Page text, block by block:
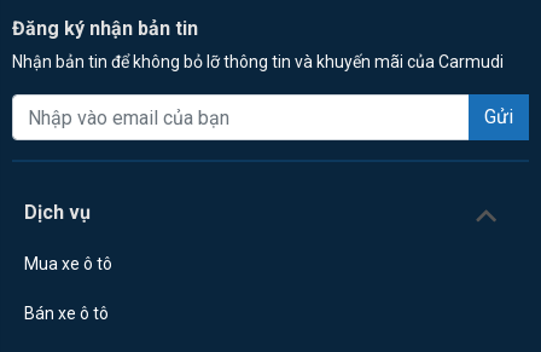
Đăng ký nhận bản tin
Nhận bản tin để không bỏ lỡ thông tin và khuyến mãi của Carmudi
Gửi
Dịch vụ
Mua xe ô tô
Bán xe ô tô